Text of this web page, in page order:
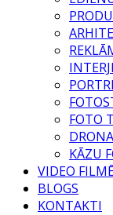
FOTO
KĀZU
VIDEO
BLOGS
KONTAKTI